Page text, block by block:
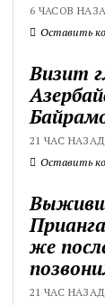
6 ЧАСОВ
Оставить
Визит
21 ЧАС НАЗАД
Оставить
же
21 ЧАС НАЗАД